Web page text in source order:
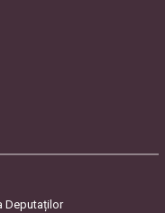
Deputaților